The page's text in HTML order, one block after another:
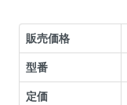
販売価格
型番
定価